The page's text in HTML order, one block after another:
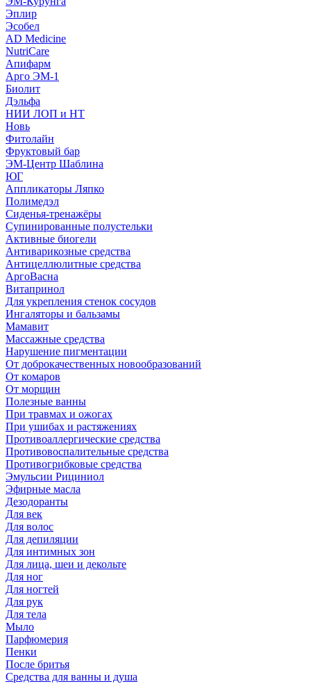
Эплир
Эсобел
AD Medicine
NutriCare
Апифарм
Арго ЭМ-1
Биолит
Дэльфа
НИИ ЛОП и НТ
Новь
Фитолайн
Фруктовый бар
ЭМ-Центр Шаблина
ЮГ
Аппликаторы Ляпко
Полимедэл
Сиденья-тренажёры
Супинированные полустельки
Активные биогели
Антиварикозные средства
Антицеллюлитные средства
АргоВасна
Витапринол
Для укрепления стенок сосудов
Ингаляторы и бальзамы
Мамавит
Массажные средства
Нарушение пигментации
От доброкачественных новообразований
От комаров
От морщин
Полезные ванны
При травмах и ожогах
При ушибах и растяжениях
Противоаллергические средства
Противовоспалительные средства
Противогрибковые средства
Эмульсии Рициниол
Эфирные масла
Дезодоранты
Для век
Для волос
Для депиляции
Для интимных зон
Для лица, шеи и декольте
Для ног
Для ногтей
Для рук
Для тела
Мыло
Парфюмерия
Пенки
После бритья
Средства для ванны и душа